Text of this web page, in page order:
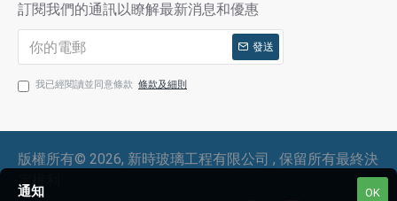
訂閱我們的通訊以瞭解最新消息和優惠
發送
我已經閱讀並同意條款 條款及細則
版權所有© 2026, 新時玻璃工程有限公司 , 保留所有最終決
定權利
OK
通知